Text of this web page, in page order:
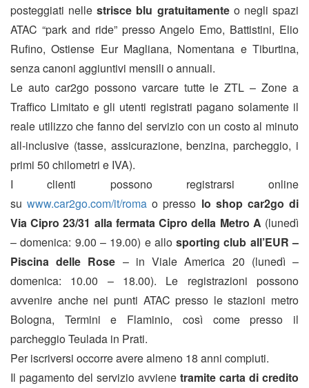
posteggiati nelle strisce blu gratuitamenteo negli spazi
ATAC “park and ride” presso Angelo Emo, Battistini, Elio
Rufino, Ostiense Eur Magliana, Nomentana e Tiburtina,
senza canoni aggiuntivi mensili o annuali.
Le auto car2go possono varcare tutte le ZTL – Zone a
Traffico Limitato e gli utenti registrati pagano solamente il
reale utilizzo che fanno del servizio con un costo al minuto
all-inclusive (tasse, assicurazione, benzina, parcheggio, i
primi 50 chilometri e IVA).
I clienti possono registrarsi online
suwww.car2go.com/it/roma o presso lo shop car2go di
Via Cipro 23/31 alla fermata Cipro della Metro A (lunedì
– domenica: 9.00 – 19.00) e allosporting club all’EUR –
Piscina delle Rose ­– in Viale America 20 (lunedì –
domenica: 10.00 – 18.00). Le registrazioni possono
avvenire anche nei punti ATAC presso le stazioni metro
Bologna, Termini e Flaminio, così come presso il
parcheggio Teulada in Prati.
Per iscriversi occorre avere almeno 18 anni compiuti.
Il pagamento del servizio avviene tramite carta di credito